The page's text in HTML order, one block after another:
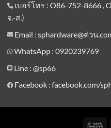
เบอร์โทร : O86-752-8666 ,
จ.-ส.)
Email : sphardware@ด่วน
WhatsApp : 0920239769
Line : @sp66
Facebook : facebook.com/